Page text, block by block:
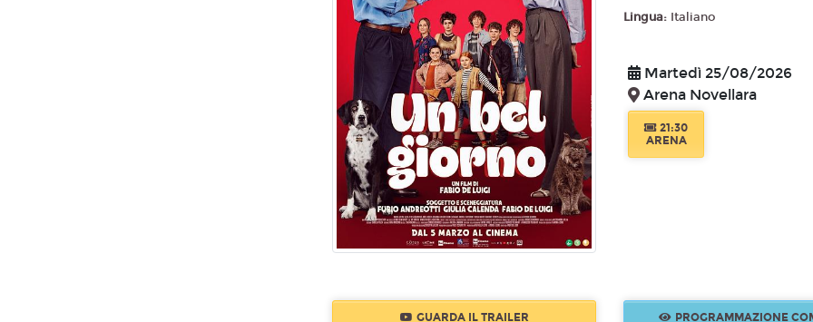
Lingua: Italiano
Martedì 25/08/2026
Arena Novellara
21:30
ARENA
GUARDA IL TRAILER PROGRAMMAZIONE